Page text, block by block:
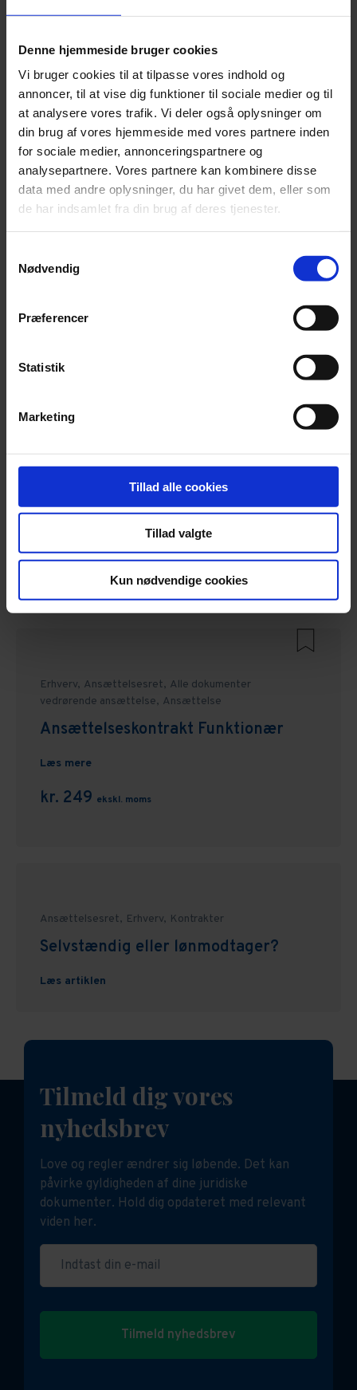
Denne hjemmeside bruger cookies
Vi bruger cookies til at tilpasse vores indhold og
annoncer, til at vise dig funktioner til sociale medier og til
at analysere vores trafik. Vi deler også oplysninger om
din brug af vores hjemmeside med vores partnere inden
for sociale medier, annonceringspartnere og
analysepartnere. Vores partnere kan kombinere disse
data med andre oplysninger, du har givet dem, eller som
de har indsamlet fra din brug af deres tjenester.
Nødvendig
Præferencer
Statistik
Marketing
Tillad alle cookies
Tillad valgte
Kun nødvendige cookies
Konsulenten er momsregistreret.
Konsulenten er selv ansvarlig for evt. ulykke
under udførelse af opgaven.
Der er tale om en samlet afvejning og
vurdering
Det er vigtigt at være opmærksom på, at den vurdering,
som SKAT foretager blandt andet på grundlag af de
ovenfor beskrevne momenter, er en samlet afvejning
ud fra de konkrete omstændigheder i hver enkelt
situation.
Relaterede Dokumenter
Erhverv, Handelsaftaler, Alle handelsaftaler
Konsulentaftale
kr. 295ekskl. moms
Erhverv, Ansættelsesret, Alle dokumenter
vedrørende ansættelse, Ansættelse
Ansættelseskontrakt Funktionær
Læs mere
kr. 249 ekskl. moms
Ansættelsesret, Erhverv, Kontrakter
Selvstændig eller lønmodtager?
Læs artiklen
Tilmeld dig vores
nyhedsbrev
Love og regler ændrer sig løbende. Det kan
påvirke gyldigheden af dine juridiske
dokumenter. Hold dig opdateret med relevant
viden her.
Indtast din e-mail
Tilmeld nyhedsbrev